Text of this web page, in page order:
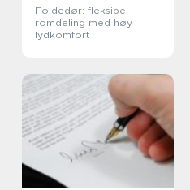
Foldedør: fleksibel
romdeling med høy
lydkomfort